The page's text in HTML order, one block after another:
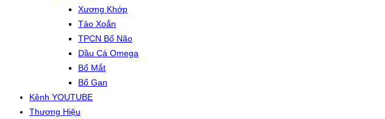
Xương Khớp
Tảo Xoắn
TPCN Bổ Não
Dầu Cá Omega
Bổ Mắt
Bổ Gan
Kênh YOUTUBE
Thương Hiệu